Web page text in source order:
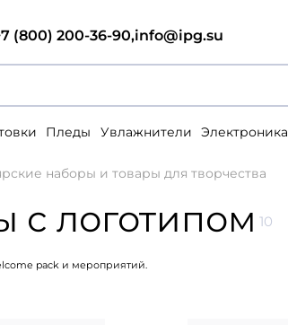
(800) 200-36-90,info@ipg.su
Пледы Увлажнители Электроника
наборы и товары для творчества
с логотипом 10
pack и мероприятий.